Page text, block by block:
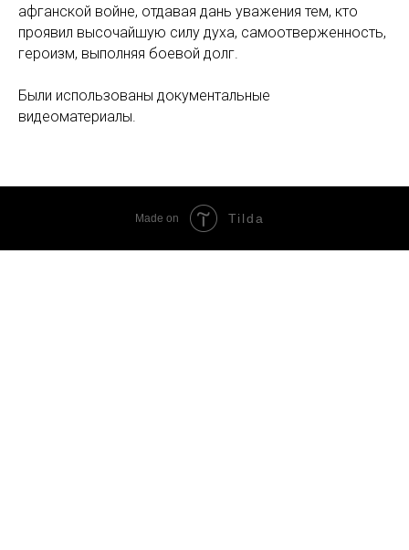
афганской войне, отдавая дань уважения тем, кто
проявил высочайшую силу духа, самоотверженность,
героизм, выполняя боевой долг.
Были использованы документальные
видеоматериалы.
Made on Tilda